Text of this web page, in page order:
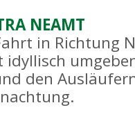
NEAMT
in Richtung
idyllisch
den